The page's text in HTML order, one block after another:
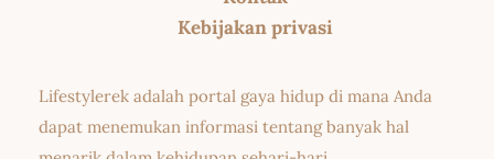
Kebijakan privasi
Lifestylerek adalah portal gaya hidup di mana Anda
dapat menemukan informasi tentang banyak hal